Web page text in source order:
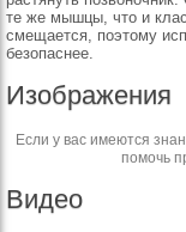
те же мышцы, что и
смещается, поэтому
безопаснее.
Изображения
Если у вас имеются
помочь
Видео